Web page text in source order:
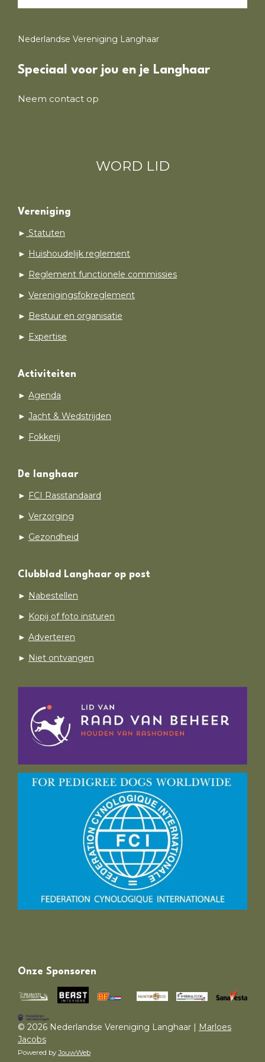
Nederlandse Vereniging Langhaar
Speciaal voor jou en je Langhaar
Neem contact op
WORD LID
Vereniging
► Statuten
► Huishoudelijk reglement
► Reglement functionele commissies
► Verenigingsfokreglement
► Bestuur en organisatie
► Expertise
Activiteiten
► Agenda
► Jacht & Wedstrijden
► Fokkerij
De langhaar
► FCI Rasstandaard
► Verzorging
► Gezondheid
Clubblad Langhaar op post
► Nabestellen
► Kopij of foto insturen
► Adverteren
► Niet ontvangen
Onze Sponsoren
© 2026 Nederlandse Vereniging Langhaar | Marloes
Jacobs
Powered by JouwWeb